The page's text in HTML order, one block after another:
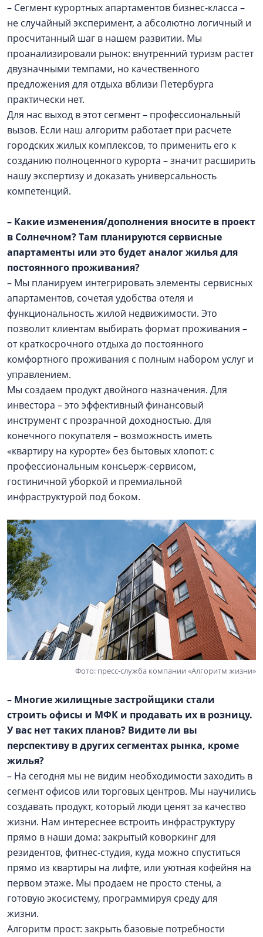
– Сегмент курортных апартаментов бизнес-класса –
не случайный эксперимент, а абсолютно логичный и
просчитанный шаг в нашем развитии. Мы
проанализировали рынок: внутренний туризм растет
двузначными темпами, но качественного
предложения для отдыха вблизи Петербурга
практически нет.
Для нас выход в этот сегмент – профессиональный
вызов. Если наш алгоритм работает при расчете
городских жилых комплексов, то применить его к
созданию полноценного курорта – значит расширить
нашу экспертизу и доказать универсальность
компетенций.
– Какие изменения/дополнения вносите в проект
в Солнечном? Там планируются сервисные
апартаменты или это будет аналог жилья для
постоянного проживания?
– Мы планируем интегрировать элементы сервисных
апартаментов, сочетая удобства отеля и
функциональность жилой недвижимости. Это
позволит клиентам выбирать формат проживания –
от краткосрочного отдыха до постоянного
комфортного проживания с полным набором услуг и
управлением.
Мы создаем продукт двойного назначения. Для
инвестора – это эффективный финансовый
инструмент с прозрачной доходностью. Для
конечного покупателя – возможность иметь
«квартиру на курорте» без бытовых хлопот: с
профессиональным консьерж-сервисом,
гостиничной уборкой и премиальной
инфраструктурой под боком.
Фото: пресс-служба компании «Алгоритм жизни»
– Многие жилищные застройщики стали
строить офисы и МФК и продавать их в розницу.
У вас нет таких планов? Видите ли вы
перспективу в других сегментах рынка, кроме
жилья?
– На сегодня мы не видим необходимости заходить в
сегмент офисов или торговых центров. Мы научились
создавать продукт, который люди ценят за качество
жизни. Нам интереснее встроить инфраструктуру
прямо в наши дома: закрытый коворкинг для
резидентов, фитнес-студия, куда можно спуститься
прямо из квартиры на лифте, или уютная кофейня на
первом этаже. Мы продаем не просто стены, а
готовую экосистему, программируя среду для
жизни.
Алгоритм прост: закрыть базовые потребности